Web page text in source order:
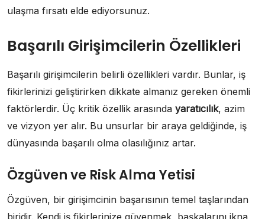
ulaşma fırsatı elde ediyorsunuz.
Başarılı Girişimcilerin Özellikleri
Başarılı girişimcilerin belirli özellikleri vardır. Bunlar, iş
fikirlerinizi geliştirirken dikkate almanız gereken önemli
faktörlerdir. Üç kritik özellik arasında yaratıcılık, azim
ve vizyon yer alır. Bu unsurlar bir araya geldiğinde, iş
dünyasında başarılı olma olasılığınız artar.
Özgüven ve Risk Alma Yetisi
Özgüven, bir girişimcinin başarısının temel taşlarından
biridir. Kendi iş fikirlerinize güvenmek, başkalarını ikna